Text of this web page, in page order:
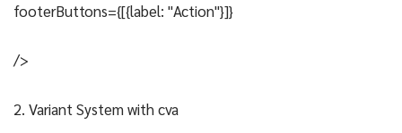
footerButtons={[{label: "Action"}]}
/>
2. Variant System with cva